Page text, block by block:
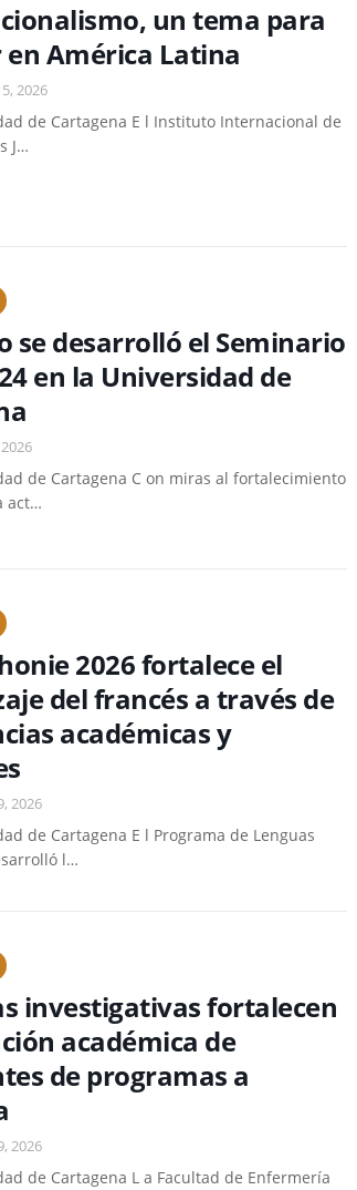
un tema para
América Latina
2026
de Cartagena E l Instituto Internacional de
J…
se desarrolló el Seminario
en la Universidad de
de Cartagena C on miras al fortalecimiento
act…
2026 fortalece el
del francés a través de
académicas y
2026
de Cartagena E l Programa de Lenguas
l…
investigativas fortalecen
académica de
de programas a
2026
de Cartagena L a Facultad de Enfermería